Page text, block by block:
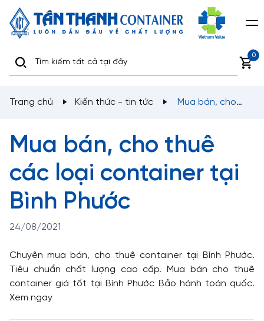
0
Trang chủ Kiến thức - tin tức
Mua bán, cho thuê
các loại container tại
Bình Phước
24/08/2021
Chuyên mua bán, cho thuê container tại Bình Phước.
Tiêu chuẩn chất lượng cao cấp. Mua bán cho thuê
container giá tốt tại Bình Phước Bảo hành toàn quốc.
Xem ngay